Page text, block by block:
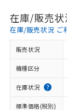
在庫/販売状
在庫/販売状況 ご
販売状況
機種区分
在庫状況
標準価格(税別)